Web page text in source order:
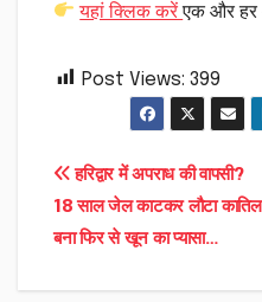
यहां क्लिक करेंएक और हर
Post Views: 399
Post
navigation
हरिद्वार में अपराध की वापसी?
18 साल जेल काटकर लौटा कातिल
बना फिर से खून का प्यासा…